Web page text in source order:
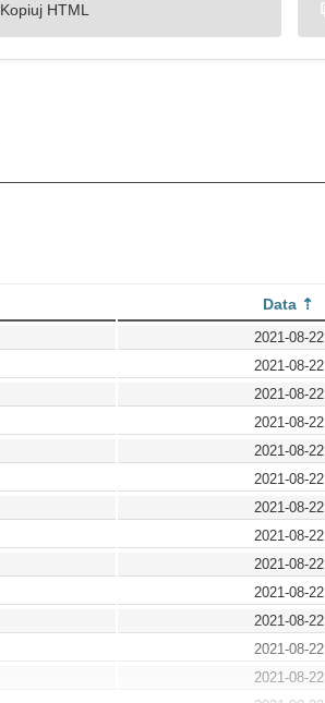
Kopiuj HTML
Data
2021-08-22
2021-08-22
2021-08-22
2021-08-22
2021-08-22
2021-08-22
2021-08-22
2021-08-22
2021-08-22
2021-08-22
2021-08-22
2021-08-22
2021-08-22